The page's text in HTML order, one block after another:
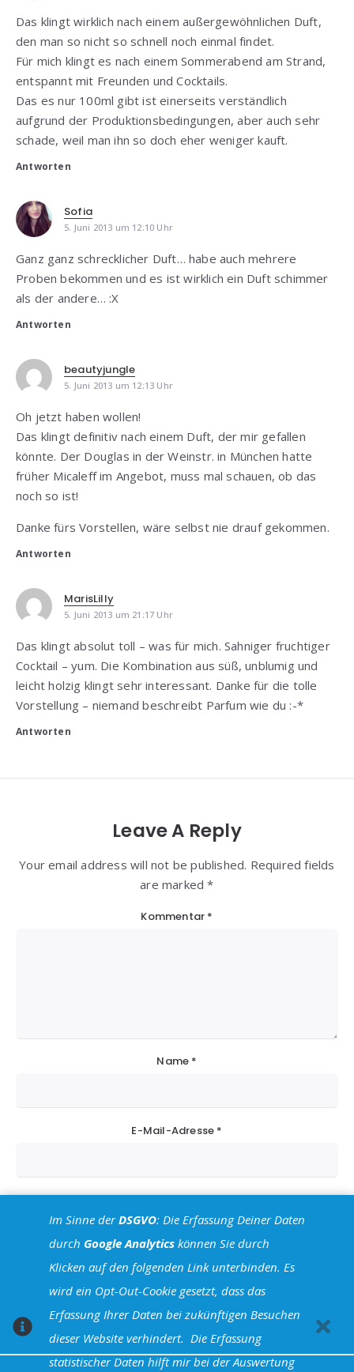
Das klingt wirklich nach einem außergewöhnlichen Duft,
den man so nicht so schnell noch einmal findet.
Für mich klingt es nach einem Sommerabend am Strand,
entspannt mit Freunden und Cocktails.
Das es nur 100ml gibt ist einerseits verständlich
aufgrund der Produktionsbedingungen, aber auch sehr
schade, weil man ihn so doch eher weniger kauft.
Antworten
Sofia
5. Juni 2013 um 12:10 Uhr
Ganz ganz schrecklicher Duft… habe auch mehrere
Proben bekommen und es ist wirklich ein Duft schimmer
als der andere… :X
Antworten
beautyjungle
5. Juni 2013 um 12:13 Uhr
Oh jetzt haben wollen!
Das klingt definitiv nach einem Duft, der mir gefallen
könnte. Der Douglas in der Weinstr. in München hatte
früher Micaleff im Angebot, muss mal schauen, ob das
noch so ist!
Danke fürs Vorstellen, wäre selbst nie drauf gekommen.
Antworten
MarisLilly
5. Juni 2013 um 21:17 Uhr
Das klingt absolut toll – was für mich. Sahniger fruchtiger
Cocktail – yum. Die Kombination aus süß, unblumig und
leicht holzig klingt sehr interessant. Danke für die tolle
Vorstellung – niemand beschreibt Parfum wie du :-*
Antworten
Leave A Reply
Your email address will not be published. Required fields
are marked *
Kommentar *
Name *
E-Mail-Adresse *
Website
Im Sinne derDSGVO: Die Erfassung Deiner Daten
durch Google Analyticskönnen Sie durch
Klicken auf den folgenden Link unterbinden. Es
wird ein Opt-Out-Cookie gesetzt, dass das
Erfassung Ihrer Daten bei zukünftigen Besuchen
dieser Website verhindert. Die Erfassung
statistischer Daten hilft mir bei der Auswertung